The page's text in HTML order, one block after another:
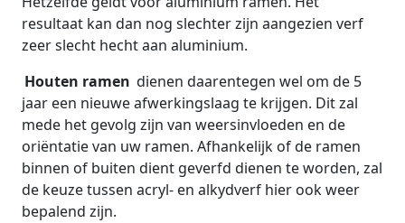
resultaat kan dan nog slechter zijn aangezien verf
zeer slecht hecht aan aluminium.
Houten ramen dienen daarentegen wel om de 5
jaar een nieuwe afwerkingslaag te krijgen. Dit zal
mede het gevolg zijn van weersinvloeden en de
oriëntatie van uw ramen. Afhankelijk of de ramen
binnen of buiten dient geverfd dienen te worden, zal
de keuze tussen acryl- en alkydverf hier ook weer
bepalend zijn.